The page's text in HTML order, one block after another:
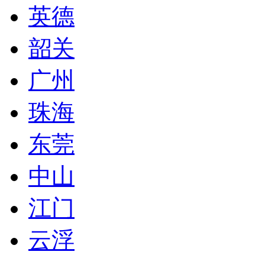
英德
韶关
广州
珠海
东莞
中山
江门
云浮